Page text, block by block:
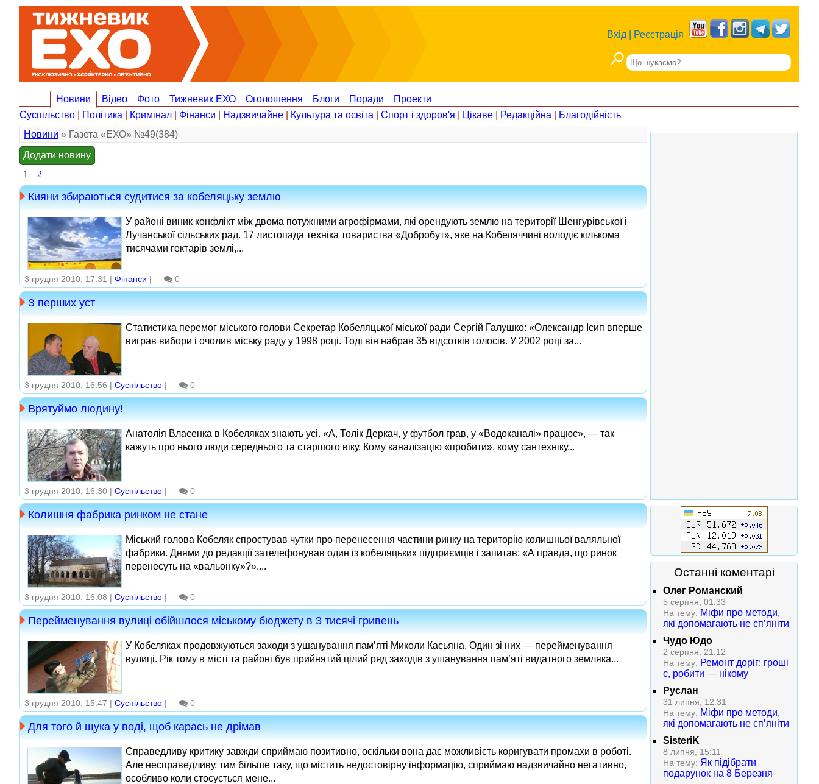
Вхід Реєстрація
Новини Відео Фото Тижневик ЕХО Оголошення Блоги Поради
Проекти
Суспільство
Політика Кримінал Фінанси Надзвичайне Культура та освіта Спорт і здоров'я Цікаве Редакційна
Благодійність
Новини » Газета «ЕХО» №49(384)
Додати новину
1
2
Кияни збираються судитися за кобеляцьку землю
У районі виник конфлікт між двома потужними агрофірмами, які орендують землю на території Шенгурівської і
Лучанської сільських рад. 17 листопада техніка товариства «Добро­бут», яке на Кобеляччині володіє кількома
тисячами гектарів землі,...
3 грудня 2010, 17:31 | Фінанси | 0
З перших уст
Статистика перемог міського голови Секретар Кобеляцької міської ради Сергій Галушко: «Олександр Ісип вперше
виграв вибори і очолив міську раду у 1998 році. Тоді він набрав 35 відсотків голосів. У 2002 році за...
3 грудня 2010, 16:56 | Суспільство | 0
Врятуймо людину!
Анатолія Власенка в Кобеляках знають усі. «А, Толік Деркач, у футбол грав, у «Водоканалі» працює», — так
кажуть про нього люди середнього та старшого віку. Кому каналізацію «пробити», кому сантехніку...
3 грудня 2010, 16:30 | Суспільство | 0
Колишня фабрика ринком не стане
Міський голова Кобеляк спростував чутки про перенесення частини ринку на територію колишньої валяльної
фабрики. Днями до редакції зателефонував один із кобеляцьких підприємців і запитав: «А правда, що ринок
перенесуть на «вальонку»?»....
3 грудня 2010, 16:08 | Суспільство | 0
Перейменування вулиці обійшлося міському бюджету в 3 тисячі гривень
У Кобеляках продовжуються заходи з ушанування пам’яті Миколи Касьяна. Один зі них — перейменування
вулиці. Рік тому в місті та районі був прийнятий цілий ряд заходів з ушанування пам’яті видатного земляка...
3 грудня 2010, 15:47 | Суспільство | 0
Для того й щука у воді, щоб карась не дрімав
Справедливу критику завжди сприймаю позитивно, оскільки вона дає можливість коригувати промахи в роботі.
Але несправедливу, тим більше таку, що містить недостовірну інформацію, сприймаю надзвичайно негативно,
особливо коли стосується мене...
Останні коментарі
Олег Романский
5 серпня, 01:33
На тему: Міфи про методи,
які допомагають не сп’яніти
Чудо Юдо
2 серпня, 21:12
На тему: Ремонт доріг: гроші
є, робити — нікому
Руслан
31 липня, 12:31
На тему: Міфи про методи,
які допомагають не сп’яніти
SisteriK
8 липня, 15:11
На тему: Як підібрати
подарунок на 8 Березня